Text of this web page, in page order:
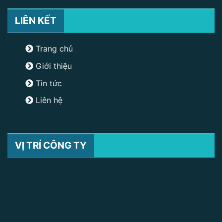
LIÊN KẾT
Trang chủ
Giới thiệu
Tin tức
Liên hệ
VỊ TRÍ CÔNG TY